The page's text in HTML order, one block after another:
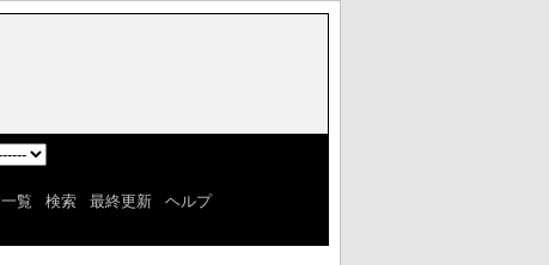
一覧 検索| 最終更新| ヘルプ]